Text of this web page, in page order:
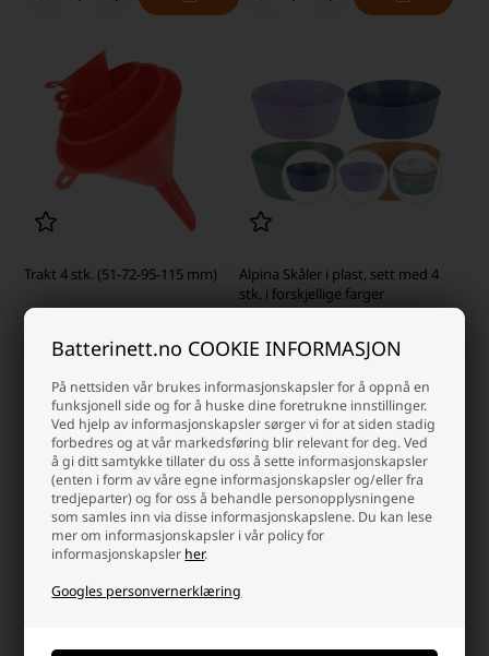
Batterinett.no COOKIE INFORMASJON
På nettsiden vår brukes informasjonskapsler for å oppnå en
funksjonell side og for å huske dine foretrukne innstillinger.
Ved hjelp av informasjonskapsler sørger vi for at siden stadig
forbedres og at vår markedsføring blir relevant for deg. Ved
å gi ditt samtykke tillater du oss å sette informasjonskapsler
(enten i form av våre egne informasjonskapsler og/eller fra
tredjeparter) og for oss å behandle personopplysningene
som samles inn via disse informasjonskapslene. Du kan lese
mer om informasjonskapsler i vår policy for
informasjonskapsler her.
Googles personvernerklæring
Trakt 4 stk. (51-72-95-115 mm)
60,00 NOK
På lager
Vi sender pakken dinmandag
+
Alpina Skåler i plast, sett med 4
stk. i forskjellige farger
31,25 NOK
På lager
-Vi sender pakken dinmandag
- +
- 58% SKARP PRIS · SKARP PRIS